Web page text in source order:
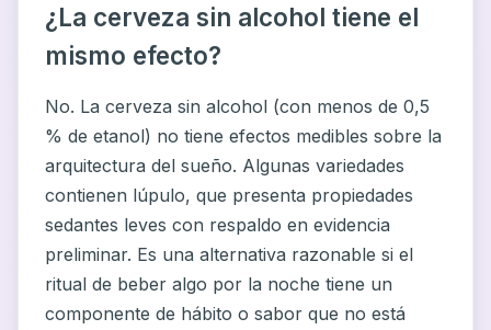
¿La cerveza sin alcohol tiene el
mismo efecto?
No. La cerveza sin alcohol (con menos de 0,5
% de etanol) no tiene efectos medibles sobre la
arquitectura del sueño. Algunas variedades
contienen lúpulo, que presenta propiedades
sedantes leves con respaldo en evidencia
preliminar. Es una alternativa razonable si el
ritual de beber algo por la noche tiene un
componente de hábito o sabor que no está